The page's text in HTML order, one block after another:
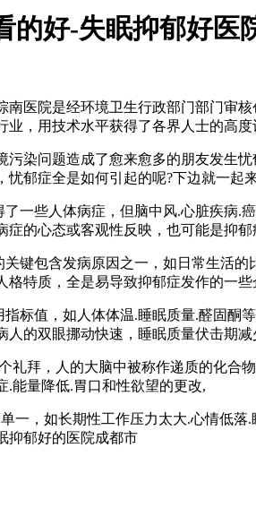
的好-失眠抑郁好医
南医院是经环境卫生行政部门部门审
，用技术水平获得了各界人士的高度
问题造成了愈来愈多的朋友发生
郁症全是如何引起的呢?下边就一起
些人体病症，但脑中风.心脏疾病.
的心态或客观性反映，也可能是抑郁
包含发病原因之一，如日常生活的
特质，全是易导致抑郁症发作的一些
值，如人体体温.睡眠质量.醛固酮
的双眼挪动快速，睡眠质量伏击期
拜，人的大脑中被称作递质的化合
.能量降低.胃口和性欲望的更改,
，如长期性工作压力太大.心情低落
抑郁好的医院成都市